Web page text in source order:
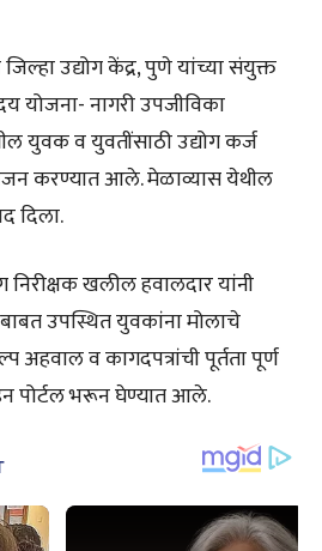
उद्योग केंद्र, पुणे यांच्या संयुक्त
योजना- नागरी उपजीविका
युवक व युवतींसाठी उद्योग कर्ज
करण्यात आले. मेळाव्यास येथील
दिला.
निरीक्षक खलील हवालदार यांनी
बाबत उपस्थित युवकांना मोलाचे
अहवाल व कागदपत्रांची पूर्तता पूर्ण
पोर्टल भरून घेण्यात आले.